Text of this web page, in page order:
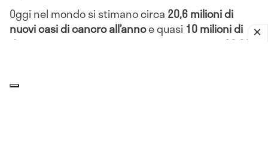
Oggi nel mondo si stimano circa 20,6 milioni di
nuovi casi di cancro all’annoe quasi 10 milioni di
decessi
26.000
cardiovascolari